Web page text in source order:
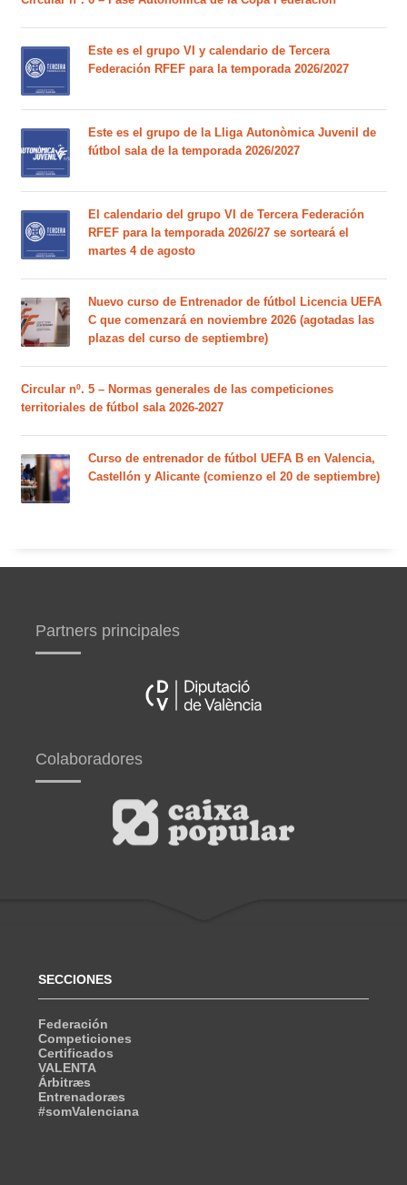
Este es el grupo VI y calendario de Tercera
Federación RFEF para la temporada 2026/2027
Este es el grupo de la Lliga Autonòmica Juvenil de
fútbol sala de la temporada 2026/2027
El calendario del grupo VI de Tercera Federación
RFEF para la temporada 2026/27 se sorteará el
martes 4 de agosto
Nuevo curso de Entrenador de fútbol Licencia UEFA
C que comenzará en noviembre 2026 (agotadas las
plazas del curso de septiembre)
Circular nº. 5 – Normas generales de las competiciones
territoriales de fútbol sala 2026-2027
Curso de entrenador de fútbol UEFA B en Valencia,
Castellón y Alicante (comienzo el 20 de septiembre)
Partners principales
Colaboradores
SECCIONES
Federación
Competiciones
Certificados
VALENTA
Árbitræs
Entrenadoræs
#somValenciana